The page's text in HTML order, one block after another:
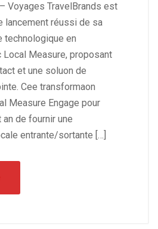
Voyages TravelBrands est
lancement réussi de sa
technologique en
Local Measure, proposant
et une soluon de
Cee transformaon
Measure Engage pour
de fournir une
entrante/sortante […]